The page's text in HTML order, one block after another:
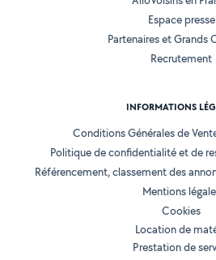
Espace presse
Partenaires et Grands
Recrutement
INFORMATIONS
Conditions Générales de
Politique de confidentialité et de
Référencement, classement des
Mentions
Cookies
Location de
Prestation de